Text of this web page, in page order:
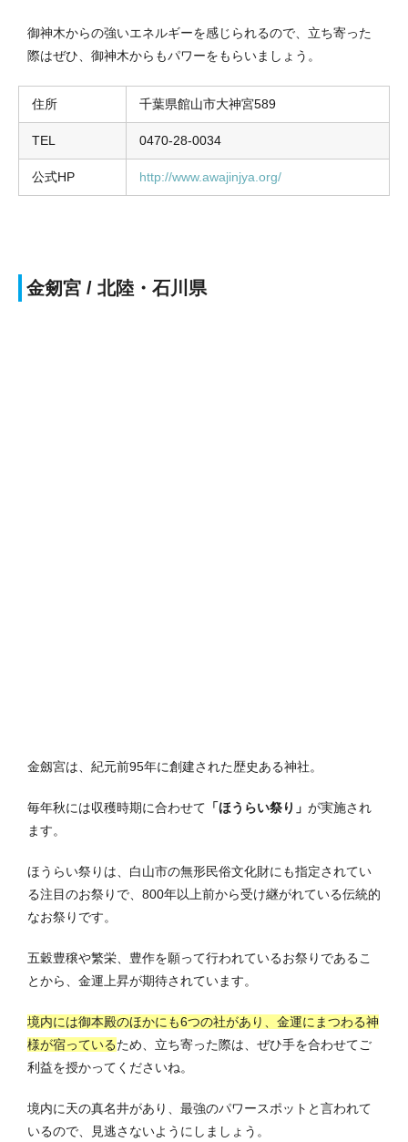
御神木からの強いエネルギーを感じられるので、立ち寄った
際はぜひ、御神木からもパワーをもらいましょう。
住所 千葉県館山市大神宮589
TEL 0470-28-0034
公式HP http://www.awajinjya.org/
金剱宮 / 北陸・石川県
金劔宮は、紀元前95年に創建された歴史ある神社。
毎年秋には収穫時期に合わせて 「ほうらい祭り」 が実施され
ます。
ほうらい祭りは、白山市の無形民俗文化財にも指定されてい
る注目のお祭りで、800年以上前から受け継がれている伝統的
なお祭りです。
五穀豊穣や繁栄、豊作を願って行われているお祭りであるこ
とから、金運上昇が期待されています。
境内には御本殿のほかにも6つの社があり、金運にまつわる神
様が宿っているため、立ち寄った際は、ぜひ手を合わせてご
利益を授かってくださいね。
境内に天の真名井があり、最強のパワースポットと言われて
いるので、見逃さないようにしましょう。